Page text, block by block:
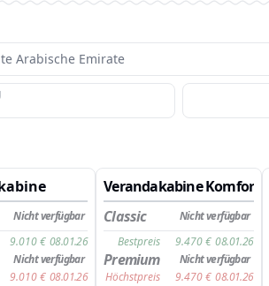
Arabische Emirate
Nicht verfügbar
9.010€ 08.01.26
Nicht verfügbar
9.010€ 08.01.26
Verandakabine Komfort
Classic
Nicht verfügbar
Bestpreis
9.470€ 08.01.26
Premium
Nicht verfügbar
Höchstpreis
9.470€ 08.01.26